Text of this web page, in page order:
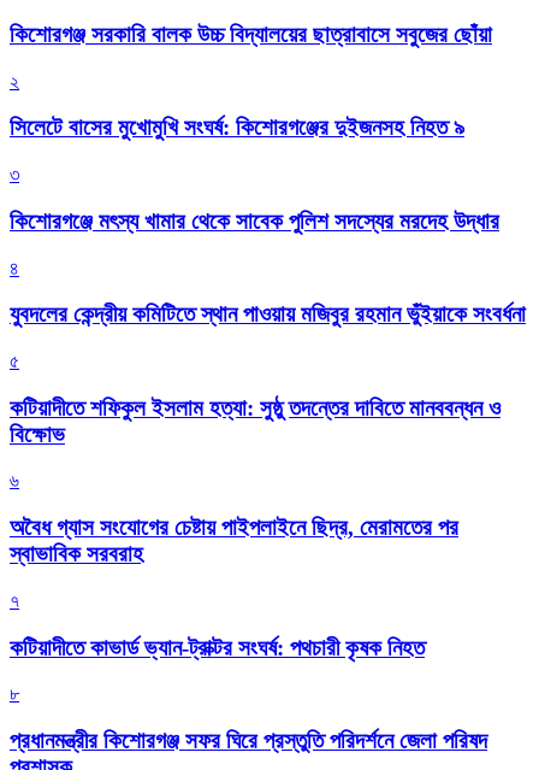
কিশোরগঞ্জ সরকারি বালক উচ্চ বিদ্যালয়ের ছাত্রাবাসে সবুজের ছোঁয়া
২
সিলেটে বাসের মুখোমুখি সংঘর্ষ: কিশোরগঞ্জের দুইজনসহ নিহত ৯
৩
কিশোরগঞ্জে মৎস্য খামার থেকে সাবেক পুলিশ সদস্যের মরদেহ উদ্ধার
৪
যুবদলের কেন্দ্রীয় কমিটিতে স্থান পাওয়ায় মজিবুর রহমান ভুঁইয়াকে সংবর্ধনা
৫
কটিয়াদীতে শফিকুল ইসলাম হত্যা: সুষ্ঠু তদন্তের দাবিতে মানববন্ধন ও
বিক্ষোভ
৬
অবৈধ গ্যাস সংযোগের চেষ্টায় পাইপলাইনে ছিদ্র, মেরামতের পর
স্বাভাবিক সরবরাহ
৭
কটিয়াদীতে কাভার্ড ভ্যান-ট্রাক্টর সংঘর্ষ: পথচারী কৃষক নিহত
৮
প্রধানমন্ত্রীর কিশোরগঞ্জ সফর ঘিরে প্রস্তুতি পরিদর্শনে জেলা পরিষদ